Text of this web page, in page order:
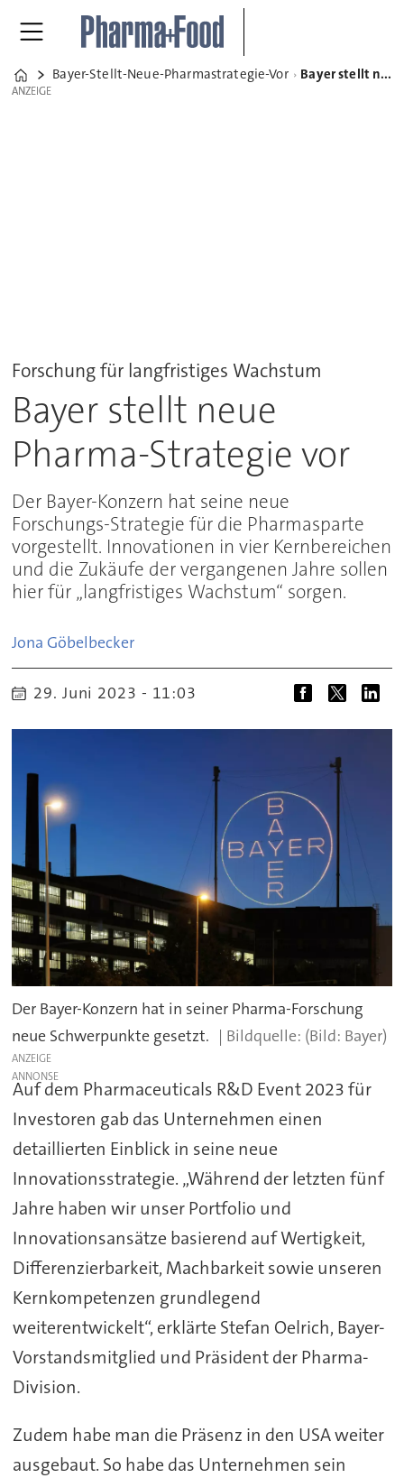
Home
Bayer-Stellt-Neue-Pharmastrategie-Vor Bayer stellt neue Pharma-Strategie vor
ANZEIGE
ANZEIGE
Forschung für langfristiges Wachstum
Bayer stellt neue
Pharma-Strategie vor
Der Bayer-Konzern hat seine neue
Forschungs-Strategie für die Pharmasparte
vorgestellt. Innovationen in vier Kernbereichen
und die Zukäufe der vergangenen Jahre sollen
hier für „langfristiges Wachstum“ sorgen.
Jona Göbelbecker
29. Juni 2023 - 11:03
Der Bayer-Konzern hat in seiner Pharma-Forschung
neue Schwerpunkte gesetzt.
(Bild: Bayer)
ANZEIGE
Auf dem Pharmaceuticals R&D Event 2023 für
Investoren gab das Unternehmen einen
detaillierten Einblick in seine neue
Innovationsstrategie. „Während der letzten fünf
Jahre haben wir unser Portfolio und
Innovationsansätze basierend auf Wertigkeit,
Differenzierbarkeit, Machbarkeit sowie unseren
Kernkompetenzen grundlegend
weiterentwickelt“, erklärte Stefan Oelrich, Bayer-
Vorstandsmitglied und Präsident der Pharma-
Division.
Zudem habe man die Präsenz in den USA weiter
ausgebaut. So habe das Unternehmen sein